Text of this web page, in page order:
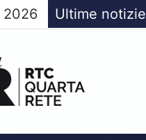
2026 Ultime notizie